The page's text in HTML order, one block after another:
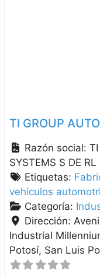
TI GROUP
Razón social:
SYSTEMS S DE RL
Etiquetas:
vehículos
Categoría:
Dirección:
Industrial
Potosí San Luis